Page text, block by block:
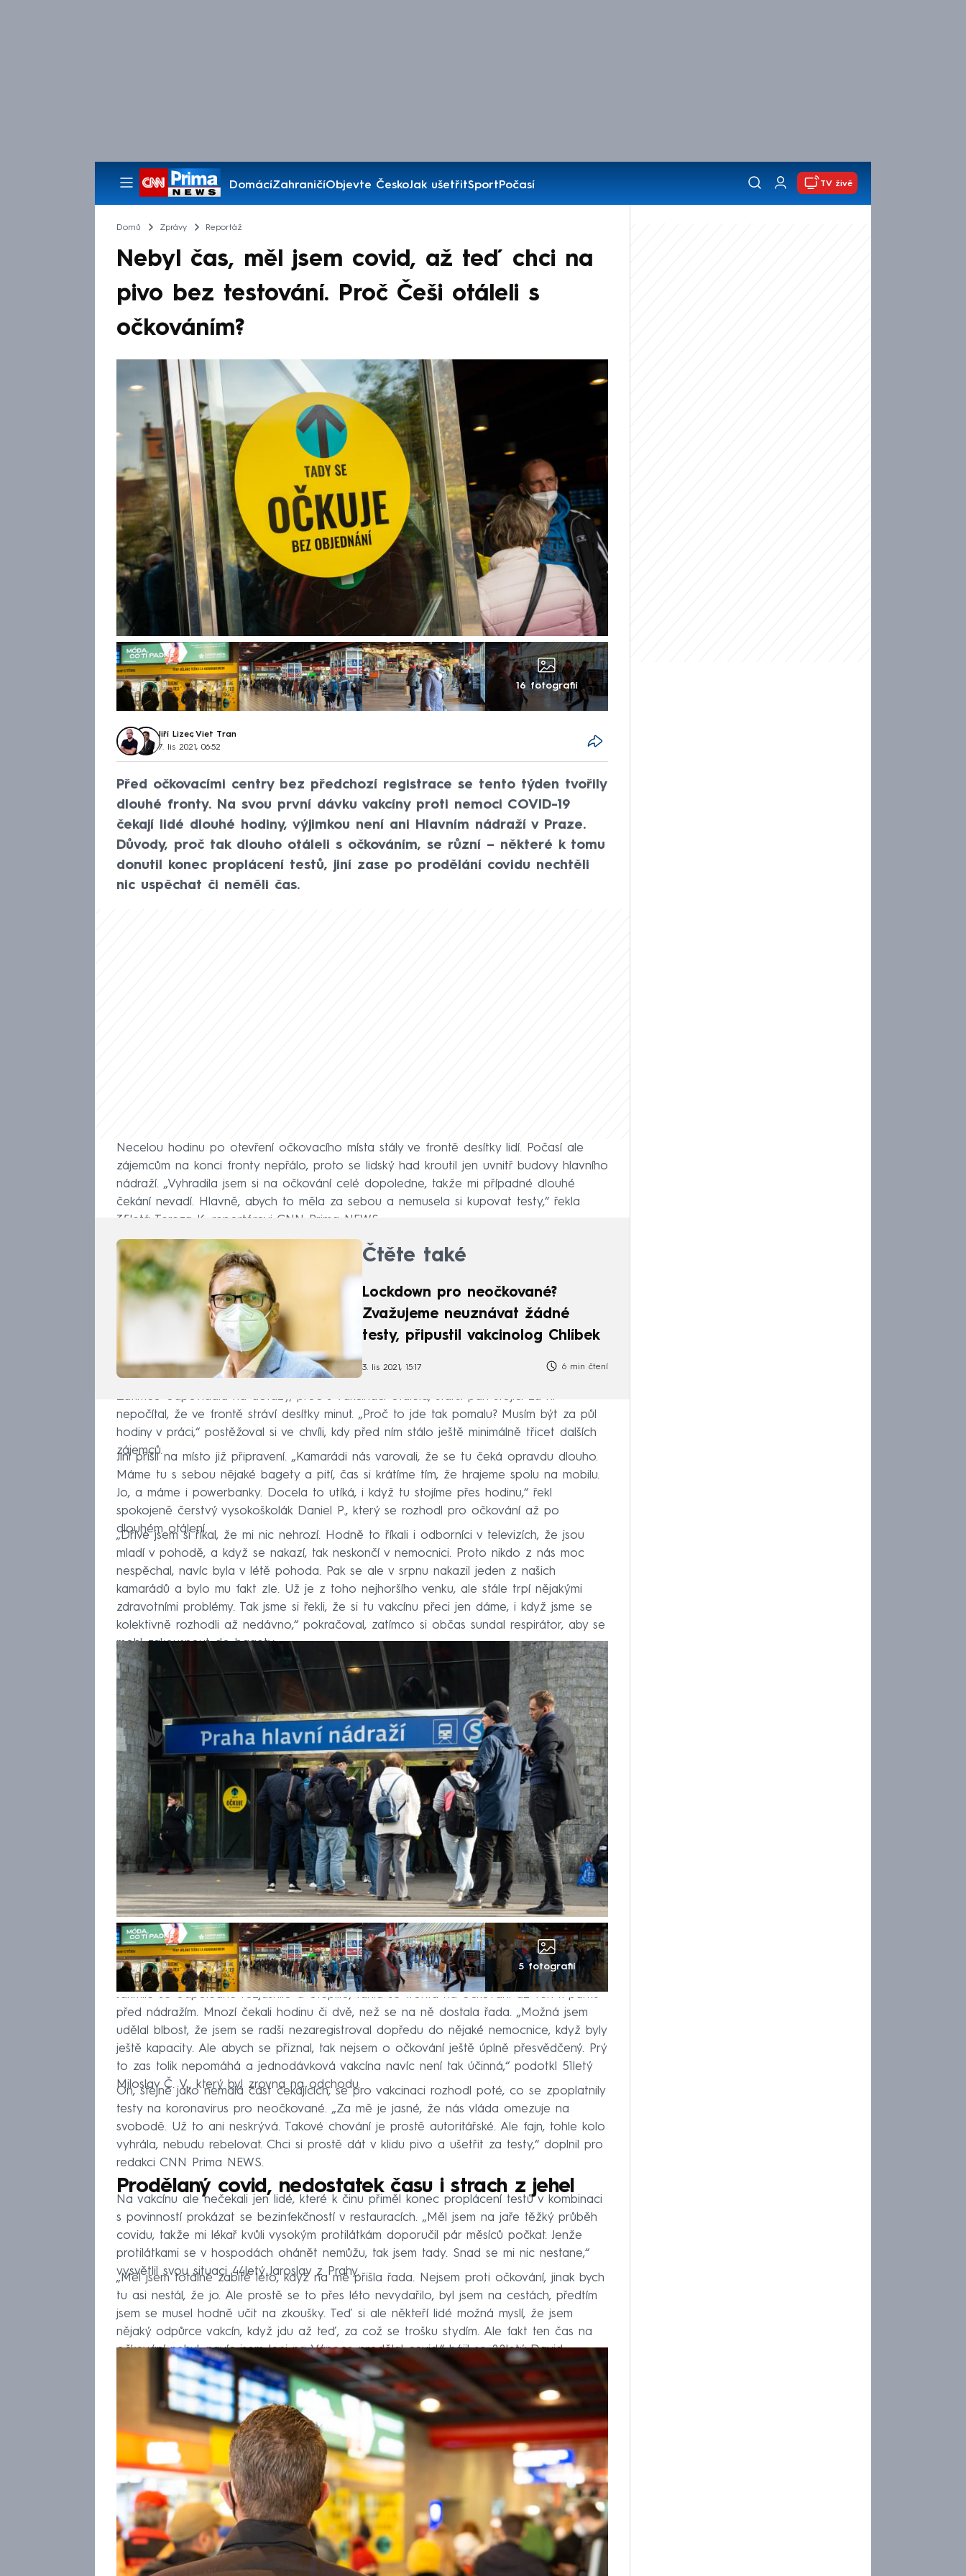
DomácíZahraničíObjevte ČeskoJak ušetřitSportPočasí
Pořady
TV živě
Domů Zprávy Reportáž
Nebyl čas, měl jsem covid, až teď chci na
pivo bez testování. Proč Češi otáleli s
očkováním?
16 fotografií
Jiří Lizec, Viet Tran
7. lis 2021, 06:52
Před očkovacími centry bez předchozí registrace se tento týden tvořily
dlouhé fronty. Na svou první dávku vakcíny proti nemoci COVID-19
čekají lidé dlouhé hodiny, výjimkou není ani Hlavním nádraží v Praze.
Důvody, proč tak dlouho otáleli s očkováním, se různí – některé k tomu
donutil konec proplácení testů, jiní zase po prodělání covidu nechtěli
nic uspěchat či neměli čas.
Necelou hodinu po otevření očkovacího místa stály ve frontě desítky lidí. Počasí ale
zájemcům na konci fronty nepřálo, proto se lidský had kroutil jen uvnitř budovy hlavního
nádraží. „Vyhradila jsem si na očkování celé dopoledne, takže mi případné dlouhé
čekání nevadí. Hlavně, abych to měla za sebou a nemusela si kupovat testy,“ řekla
35letá Tereza K. reportérovi CNN Prima NEWS.
Čtěte také
Lockdown pro neočkované?
Zvažujeme neuznávat žádné
testy, připustil vakcinolog Chlíbek
3. lis 2021, 15:17 6 min čtení
Zatímco odpovídala na dotazy, proč s vakcinací otálela, starší pán stojící za ní
nepočítal, že ve frontě stráví desítky minut. „Proč to jde tak pomalu? Musím být za půl
hodiny v práci,“ postěžoval si ve chvíli, kdy před ním stálo ještě minimálně třicet dalších
zájemců.
Jiní přišli na místo již připravení. „Kamarádi nás varovali, že se tu čeká opravdu dlouho.
Máme tu s sebou nějaké bagety a pití, čas si krátíme tím, že hrajeme spolu na mobilu.
Jo, a máme i powerbanky. Docela to utíká, i když tu stojíme přes hodinu,“ řekl
spokojeně čerstvý vysokoškolák Daniel P., který se rozhodl pro očkování až po
dlouhém otálení.
„Dříve jsem si říkal, že mi nic nehrozí. Hodně to říkali i odborníci v televizích, že jsou
mladí v pohodě, a když se nakazí, tak neskončí v nemocnici. Proto nikdo z nás moc
nespěchal, navíc byla v létě pohoda. Pak se ale v srpnu nakazil jeden z našich
kamarádů a bylo mu fakt zle. Už je z toho nejhoršího venku, ale stále trpí nějakými
zdravotními problémy. Tak jsme si řekli, že si tu vakcínu přeci jen dáme, i když jsme se
kolektivně rozhodli až nedávno,“ pokračoval, zatímco si občas sundal respirátor, aby se
mohl zakousnout do bagety.
5 fotografií
Jakmile se odpoledne rozjasnilo a oteplilo, táhla se fronta na očkování až ven k parku
před nádražím. Mnozí čekali hodinu či dvě, než se na ně dostala řada. „Možná jsem
udělal blbost, že jsem se radši nezaregistroval dopředu do nějaké nemocnice, když byly
ještě kapacity. Ale abych se přiznal, tak nejsem o očkování ještě úplně přesvědčený. Prý
to zas tolik nepomáhá a jednodávková vakcína navíc není tak účinná,“ podotkl 51letý
Miloslav Č. V., který byl zrovna na odchodu.
On, stejně jako nemalá část čekajících, se pro vakcinaci rozhodl poté, co se zpoplatnily
testy na koronavirus pro neočkované. „Za mě je jasné, že nás vláda omezuje na
svobodě. Už to ani neskrývá. Takové chování je prostě autoritářské. Ale fajn, tohle kolo
vyhrála, nebudu rebelovat. Chci si prostě dát v klidu pivo a ušetřit za testy,“ doplnil pro
redakci CNN Prima NEWS.
Prodělaný covid, nedostatek času i strach z jehel
Na vakcínu ale nečekali jen lidé, které k činu přiměl konec proplácení testů v kombinaci
s povinností prokázat se bezinfekčností v restauracích. „Měl jsem na jaře těžký průběh
covidu, takže mi lékař kvůli vysokým protilátkám doporučil pár měsíců počkat. Jenže
protilátkami se v hospodách ohánět nemůžu, tak jsem tady. Snad se mi nic nestane,“
vysvětlil svou situaci 44letý Jaroslav z Prahy.
„Měl jsem totálně zabité léto, když na mě přišla řada. Nejsem proti očkování, jinak bych
tu asi nestál, že jo. Ale prostě se to přes léto nevydařilo, byl jsem na cestách, předtím
jsem se musel hodně učit na zkoušky. Teď si ale někteří lidé možná myslí, že jsem
nějaký odpůrce vakcín, když jdu až teď, za což se trošku stydím. Ale fakt ten čas na
očkování nebyl, navíc jsem loni na Vánoce prodělal covid,“ hájil se 22letý David.